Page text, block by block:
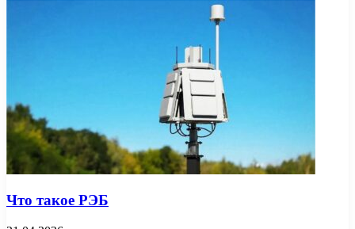
Что такое РЭБ